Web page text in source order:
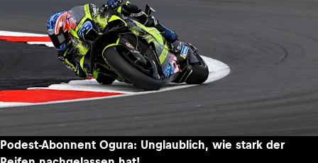
Podest-Abonnent Ogura: Unglaublich, wie stark der